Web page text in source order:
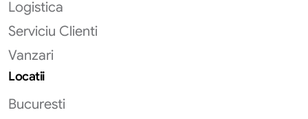
Logistica
Serviciu Clienti
Vanzari
Locatii
Bucuresti